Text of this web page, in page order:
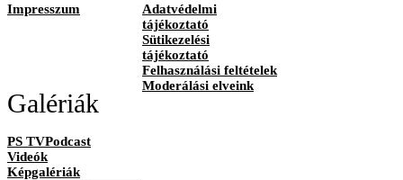
Impresszum
Adatvédelmi
tájékoztató
Sütikezelési
tájékoztató
Felhasználási feltételek
Moderálási elveink
Galériák
PS TVPodcast
Videók
Képgalériák